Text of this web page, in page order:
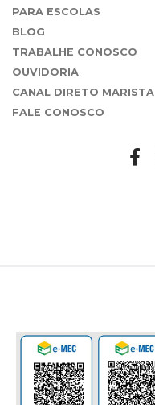
PARA ESCOLAS
BLOG
TRABALHE CONOSCO
OUVIDORIA
CANAL DIRETO MARISTA
FALE CONOSCO